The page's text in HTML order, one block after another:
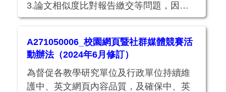
3.論文相似度比對報告繳交等問題，因規
範於各碩(博)班修業學程辦法中，請洽所屬
A271050006_校園網頁暨社群媒體競賽活
動辦法（2024年6月修訂）
為督促各教學研究單位及行政單位持續維
護中、英文網頁內容品質，及確保中、英